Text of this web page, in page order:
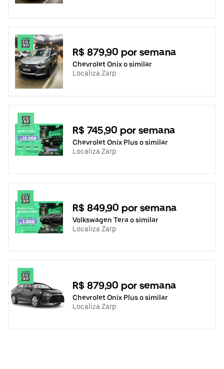
R$ 879,90 por semana
Chevrolet Onix o similar
Localiza Zarp
R$ 745,90 por semana
Chevrolet Onix Plus o similar
Localiza Zarp
R$ 849,90 por semana
Volkswagen Tera o similar
Localiza Zarp
R$ 879,90 por semana
Chevrolet Onix Plus o similar
Localiza Zarp